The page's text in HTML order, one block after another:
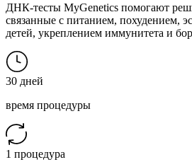
ДНК-тесты MyGenetics помогают
связанные с питанием, похудением,
детей, укреплением иммунитета и
30 дней
время процедуры
1 процедура